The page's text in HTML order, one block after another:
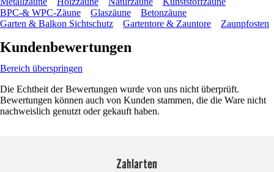
BPC-& WPC-Zäune
Glaszäune
Betonzäune
Garten & Balkon Sichtschutz
Gartentore & Zauntore Zaunpfosten
Kundenbewertungen
Bereich überspringen
Die Echtheit der Bewertungen wurde von uns nicht überprüft.
Bewertungen können auch von Kunden stammen, die die Ware nicht
nachweislich genutzt oder gekauft haben.
Zahlarten